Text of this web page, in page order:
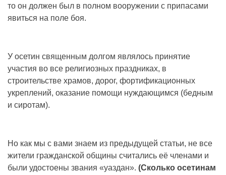
то он должен был в полном вооружении с припасами
явиться на поле боя.
У осетин священным долгом являлось принятие
участия во все религиозных праздниках, в
строительстве храмов, дорог, фортификационных
укреплений, оказание помощи нуждающимся (бедным
и сиротам).
Но как мы с вами знаем из предыдущей статьи, не все
жители гражданской общины считались её членами и
были удостоены звания «уаздан». (Сколько осетинам